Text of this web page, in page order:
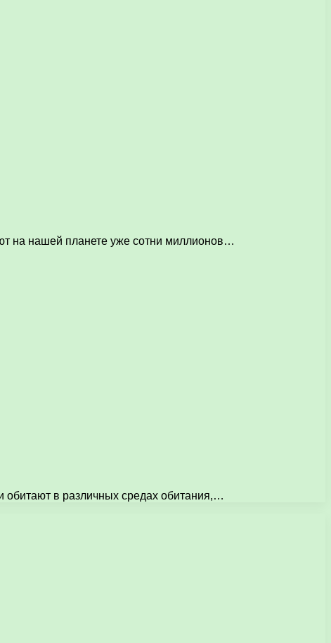
на нашей планете уже сотни миллионов…
в различных средах обитания,…